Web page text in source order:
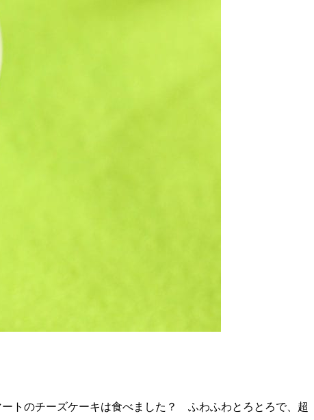
トのチーズケーキは食べました？ ふわふわとろとろで、超